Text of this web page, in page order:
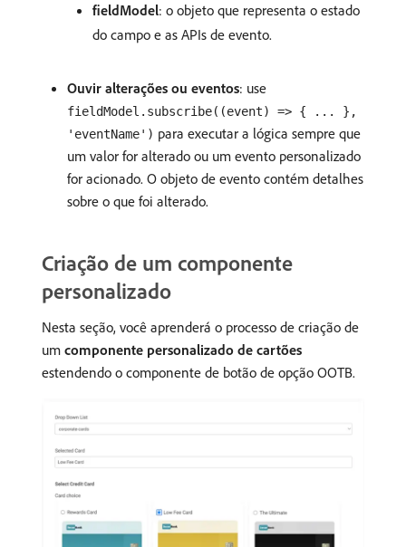
fieldModel: o objeto que representa o estado
do campo e as APIs de evento.
Ouvir alterações ou eventos: use
fieldModel.subscribe((event) => { ... },
'eventName') para executar a lógica sempre que
um valor for alterado ou um evento personalizado
for acionado. O objeto de evento contém detalhes
sobre o que foi alterado.
Criação de um componente
personalizado
Nesta seção, você aprenderá o processo de criação de
um componente personalizado de cartões
estendendo o componente de botão de opção OOTB.